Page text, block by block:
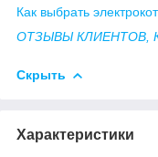
Как выбрать
ОТЗЫВЫ КЛИЕНТОВ,
Скрыть
Характеристики